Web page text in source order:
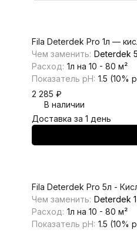
Fila Deterdek Pro 1л —
Чем заменить: Deterdek
Расход: 1л на 10 - 80 м²
Показатель pH: 1.5 (10%
2 285 ₽
В наличии
Доставка за 1 день
Fila Deterdek Pro 5л -
Чем заменить: Deterdek
Расход: 1л на 10 - 80 м²
Показатель pH: 1.5 (10%